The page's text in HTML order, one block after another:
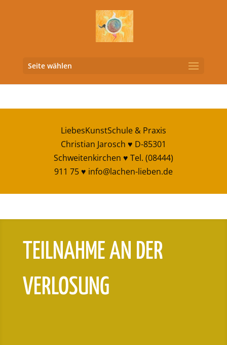
Seite wählen
LiebesKunstSchule & Praxis
Christian Jarosch ♥ D-85301
Schweitenkirchen ♥ Tel. (08444)
911 75 ♥ info@lachen-lieben.de
TEILNAHME AN DER
VERLOSUNG